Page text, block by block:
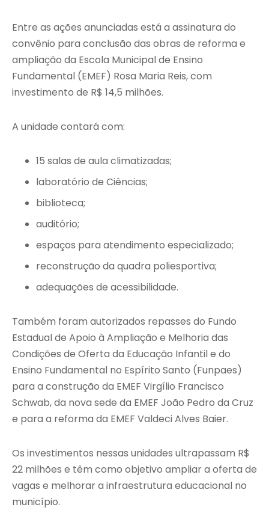
Entre as ações anunciadas está a assinatura do
convênio para conclusão das obras de reforma e
ampliação da Escola Municipal de Ensino
Fundamental (EMEF) Rosa Maria Reis, com
investimento de R$ 14,5 milhões.
A unidade contará com:
15 salas de aula climatizadas;
laboratório de Ciências;
biblioteca;
auditório;
espaços para atendimento especializado;
reconstrução da quadra poliesportiva;
adequações de acessibilidade.
Também foram autorizados repasses do Fundo
Estadual de Apoio à Ampliação e Melhoria das
Condições de Oferta da Educação Infantil e do
Ensino Fundamental no Espírito Santo (Funpaes)
para a construção da EMEF Virgílio Francisco
Schwab, da nova sede da EMEF João Pedro da Cruz
e para a reforma da EMEF Valdeci Alves Baier.
Os investimentos nessas unidades ultrapassam R$
22 milhões e têm como objetivo ampliar a oferta de
vagas e melhorar a infraestrutura educacional no
município.